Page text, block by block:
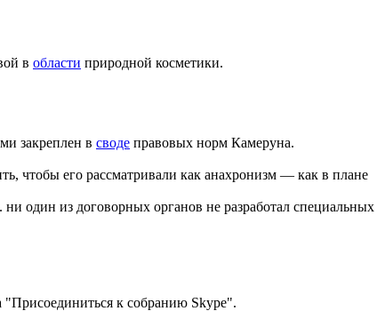
в области природной косметики.
закреплен в своде правовых норм Камеруна.
чтобы его рассматривали как анахронизм — как в плане
ни один из договорных органов не разработал специальных
"Присоединиться к собранию Skype".